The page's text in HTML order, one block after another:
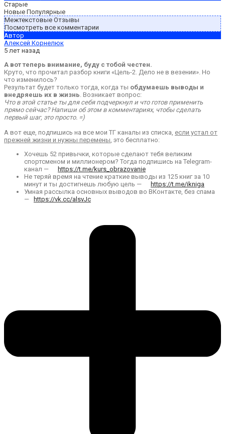
Старые
Новые Популярные
Межтекстовые Отзывы
Посмотреть все комментарии
Автор
Алексей Корнелюк
5 лет назад
А вот теперь внимание, буду с тобой честен.
Круто, что прочитал разбор книги «Цель-2. Дело не в везении». Но
что изменилось?
Результат будет только тогда, когда ты обдумаешь выводы и
внедряешь их в жизнь. Возникает вопрос:
Что в этой статье ты для себя подчеркнул и что готов применить
прямо сейчас? Напиши об этом в комментариях, чтобы сделать
первый шаг, это просто. =)
А вот еще, подпишись на все мои ТГ каналы из списка, если устал от
прежней жизни и нужны перемены, это бесплатно:
Хочешь 52 привычки, которые сделают тебя великим
спортсменом и миллионером? Тогда подпишись на Telegram-
канал —
https://t.me/kurs_obrazovanie
Не теряй время на чтение краткие выводы из 125 книг за 10
минут и ты достигнешь любую цель —
https://t.me/ikniga
Умная рассылка основных выводов во ВКонтакте, без спама
—
https://vk.cc/alsvJc